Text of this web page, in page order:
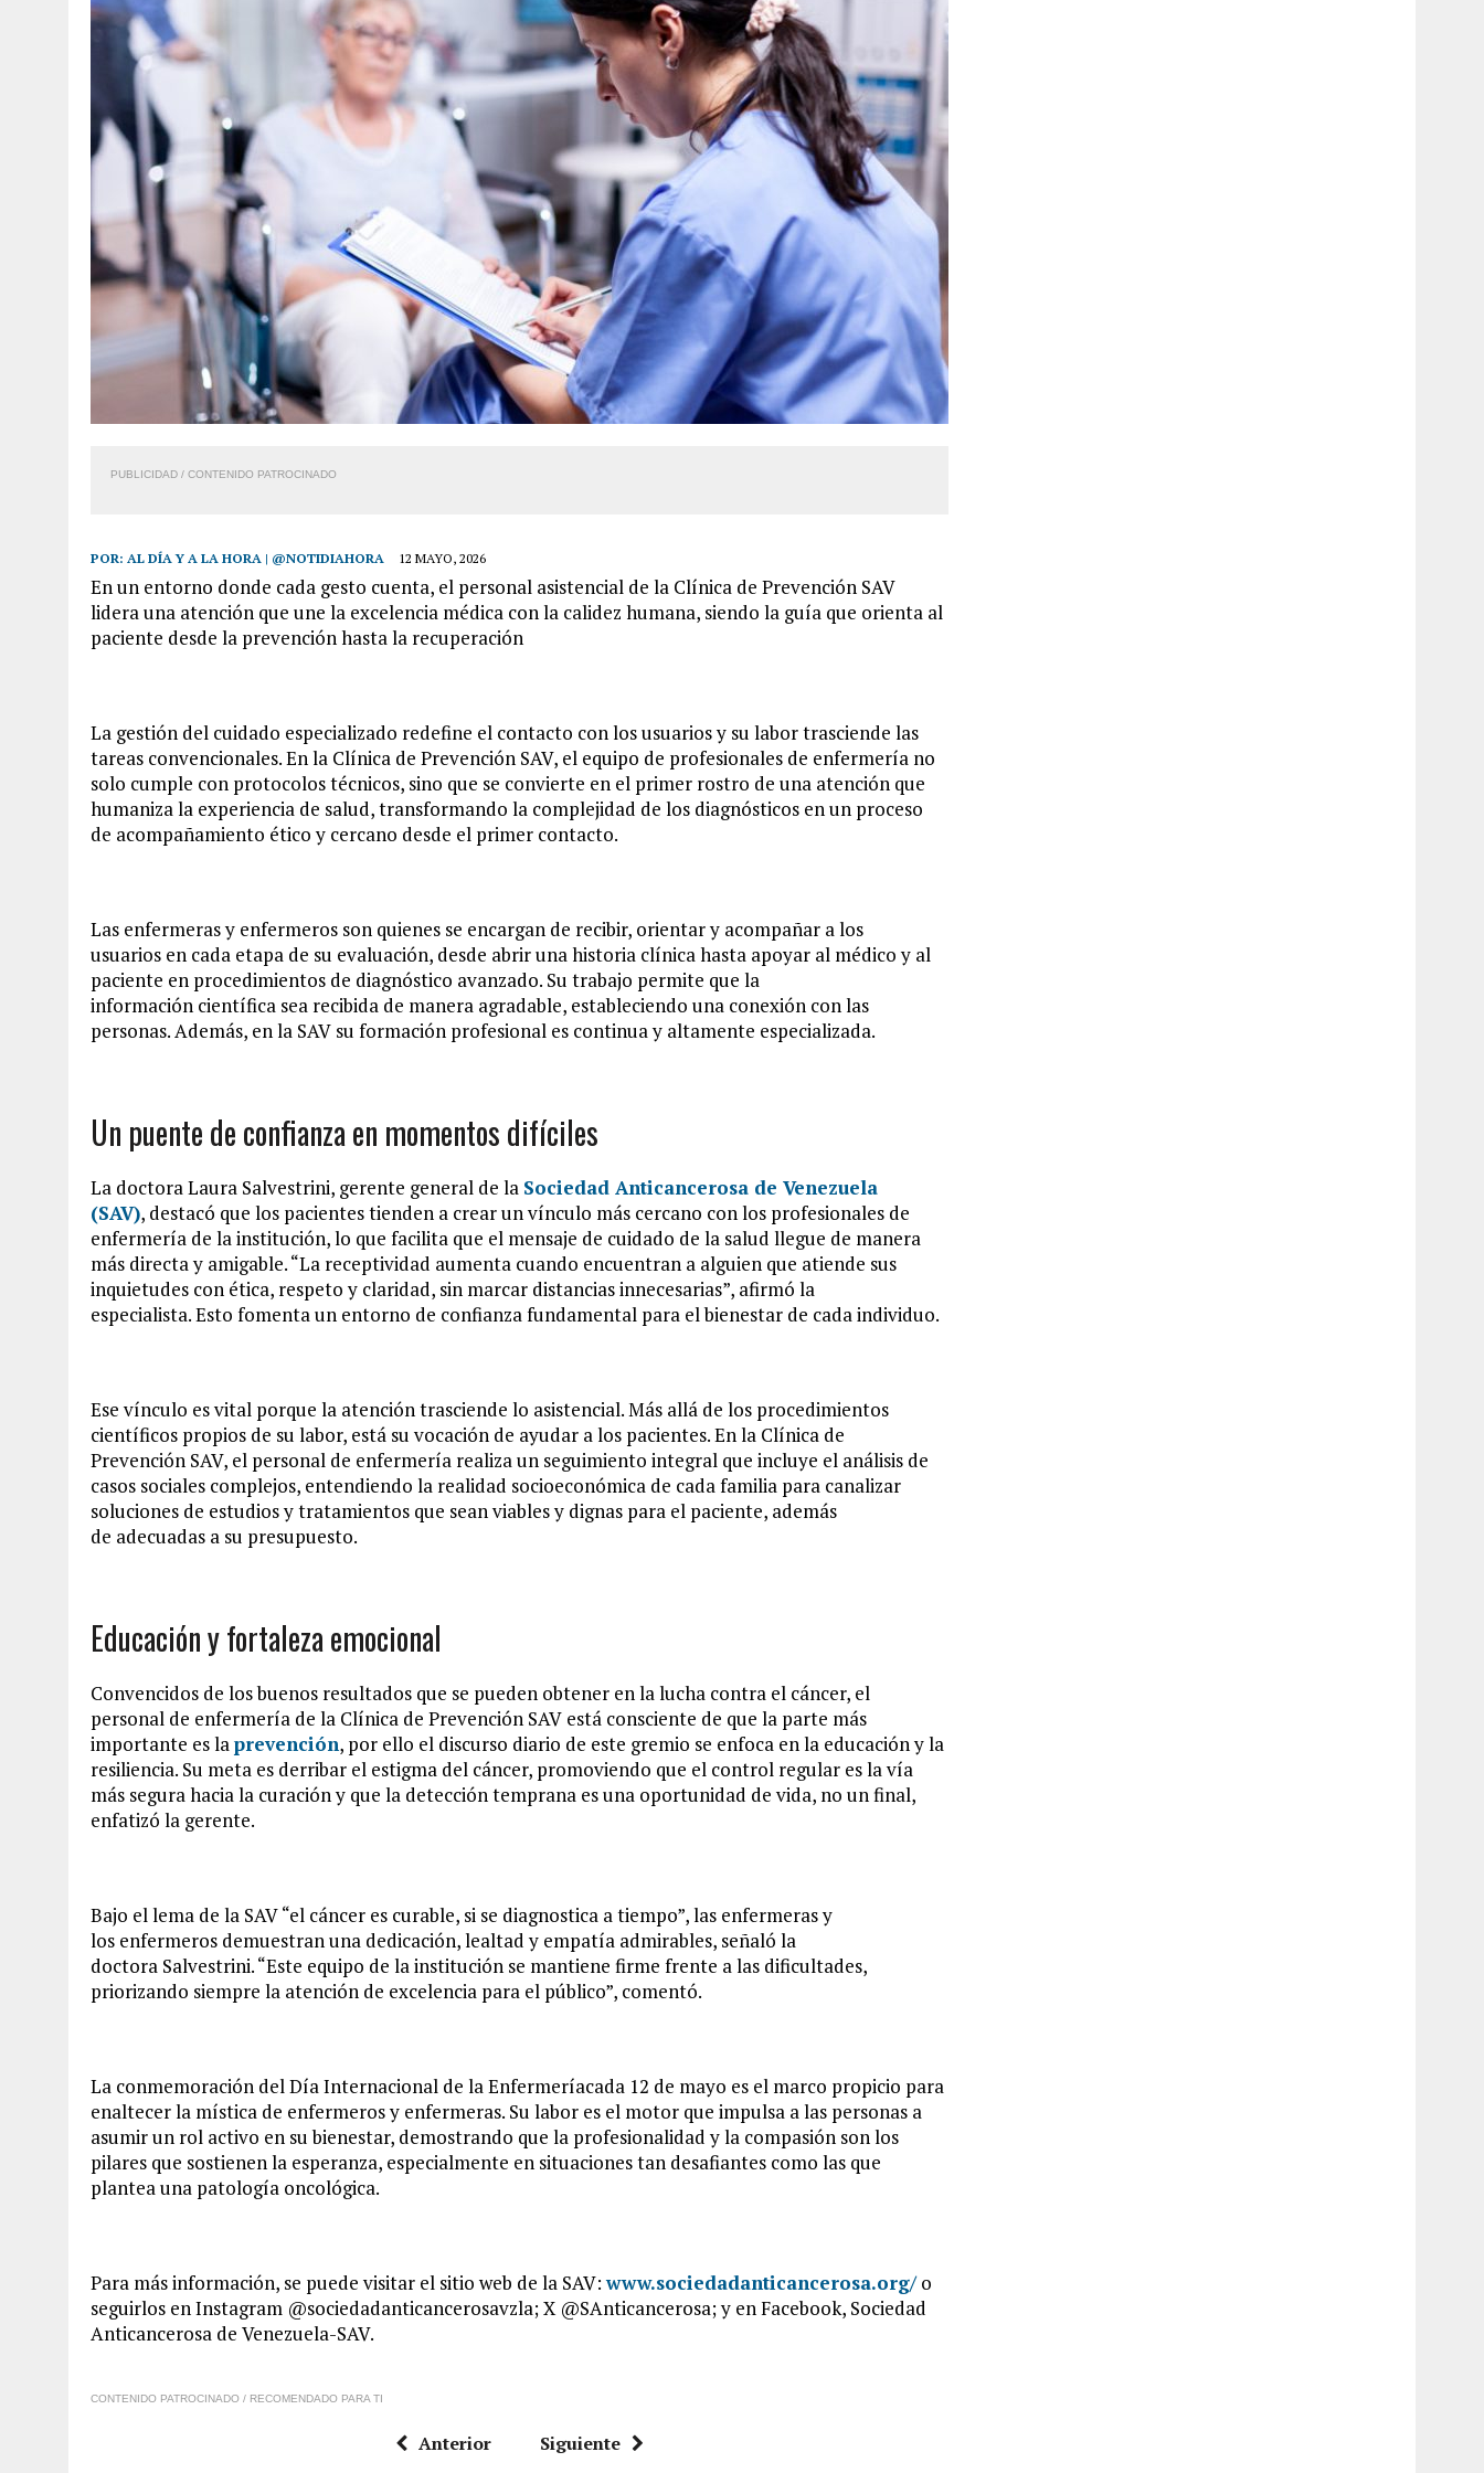
PUBLICIDAD / CONTENIDO PATROCINADO
POR: AL DÍA Y A LA HORA | @NOTIDIAHORA 12 MAYO, 2026
En un entorno donde cada gesto cuenta, el personal asistencial de la Clínica de Prevención SAV
lidera una atención que une la excelencia médica con la calidez humana, siendo la guía que orienta al
paciente desde la prevención hasta la recuperación
La gestión del cuidado especializado redefine el contacto con los usuarios y su labor trasciende las
tareas convencionales. En la Clínica de Prevención SAV, el equipo de profesionales de enfermería no
solo cumple con protocolos técnicos, sino que se convierte en el primer rostro de una atención que
humaniza la experiencia de salud, transformando la complejidad de los diagnósticos en un proceso
de acompañamiento ético y cercano desde el primer contacto.
Las enfermeras y enfermeros son quienes se encargan de recibir, orientar y acompañar a los
usuarios en cada etapa de su evaluación, desde abrir una historia clínica hasta apoyar al médico y al
paciente en procedimientos de diagnóstico avanzado. Su trabajo permite que la
información científica sea recibida de manera agradable, estableciendo una conexión con las
personas. Además, en la SAV su formación profesional es continua y altamente especializada.
Un puente de confianza en momentos difíciles
La doctora Laura Salvestrini, gerente general de la Sociedad Anticancerosa de Venezuela
(SAV), destacó que los pacientes tienden a crear un vínculo más cercano con los profesionales de
enfermería de la institución, lo que facilita que el mensaje de cuidado de la salud llegue de manera
más directa y amigable. “La receptividad aumenta cuando encuentran a alguien que atiende sus
inquietudes con ética, respeto y claridad, sin marcar distancias innecesarias”, afirmó la
especialista. Esto fomenta un entorno de confianza fundamental para el bienestar de cada individuo.
Ese vínculo es vital porque la atención trasciende lo asistencial. Más allá de los procedimientos
científicos propios de su labor, está su vocación de ayudar a los pacientes. En la Clínica de
Prevención SAV, el personal de enfermería realiza un seguimiento integral que incluye el análisis de
casos sociales complejos, entendiendo la realidad socioeconómica de cada familia para canalizar
soluciones de estudios y tratamientos que sean viables y dignas para el paciente, además
de adecuadas a su presupuesto.
Educación y fortaleza emocional
Convencidos de los buenos resultados que se pueden obtener en la lucha contra el cáncer, el
personal de enfermería de la Clínica de Prevención SAV está consciente de que la parte más
importante es laprevención, por ello el discurso diario de este gremio se enfoca en la educación y la
resiliencia. Su meta es derribar el estigma del cáncer, promoviendo que el control regular es la vía
más segura hacia la curación y que la detección temprana es una oportunidad de vida, no un final,
enfatizó la gerente.
Bajo el lema de la SAV “el cáncer es curable, si se diagnostica a tiempo”, las enfermeras y
los enfermeros demuestran una dedicación, lealtad y empatía admirables, señaló la
doctora Salvestrini. “Este equipo de la institución se mantiene firme frente a las dificultades,
priorizando siempre la atención de excelencia para el público”, comentó.
La conmemoración del Día Internacional de la Enfermeríacada 12 de mayo es el marco propicio para
enaltecer la mística de enfermeros y enfermeras. Su labor es el motor que impulsa a las personas a
asumir un rol activo en su bienestar, demostrando que la profesionalidad y la compasión son los
pilares que sostienen la esperanza, especialmente en situaciones tan desafiantes como las que
plantea una patología oncológica.
Para más información, se puede visitar el sitio web de la SAV:www.sociedadanticancerosa.org/o
seguirlos en Instagram @sociedadanticancerosavzla; X @SAnticancerosa; y en Facebook, Sociedad
Anticancerosa de Venezuela-SAV.
CONTENIDO PATROCINADO / RECOMENDADO PARA TI
Anterior Siguiente